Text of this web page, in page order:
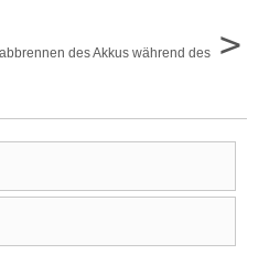
des Akkus während des
>